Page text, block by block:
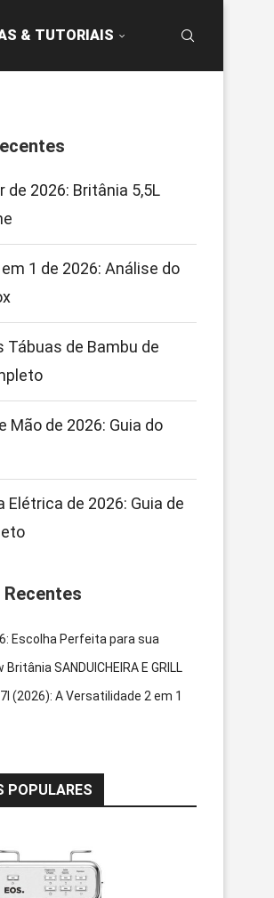
& TUTORIAIS
de 2026: Britânia 5,5L
1 de 2026: Análise do
Tábuas de Bambu de
Mão de 2026: Guia do
Elétrica de 2026: Guia de
Escolha Perfeita para sua
Britânia SANDUICHEIRA E GRILL
(2026): A Versatilidade 2 em 1
POPULARES